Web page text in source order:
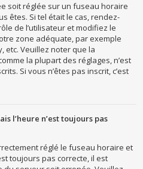
soit réglée sur un fuseau horaire
êtes. Si tel était le cas, rendez-
de l’utilisateur et modifiez le
zone adéquate, par exemple
etc. Veuillez noter que la
la plupart des réglages, n’est
Si vous n’êtes pas inscrit, c’est
l’heure n’est toujours pas
réglé le fuseau horaire et
toujours pas correcte, il est